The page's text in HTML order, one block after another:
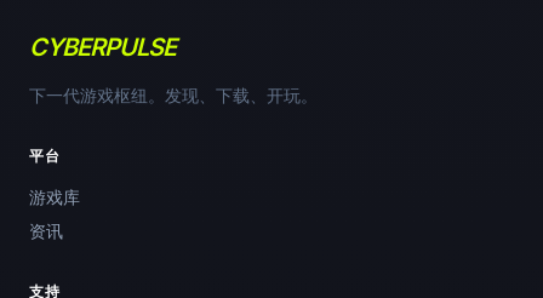
CYBERPULSE
下一代游戏枢纽。发现、下载、开玩。
平台
游戏库
资讯
支持